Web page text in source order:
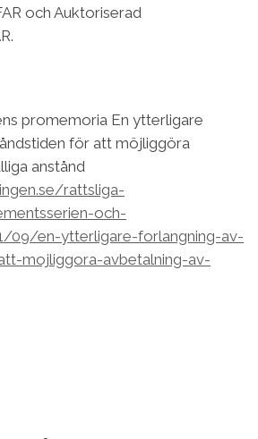
och Auktoriserad
promemoria En ytterligare
för att möjliggöra
anstånd
rattsliga-
och-
09/en-ytterligare-forlangning-av-
mojliggora-avbetalning-av-